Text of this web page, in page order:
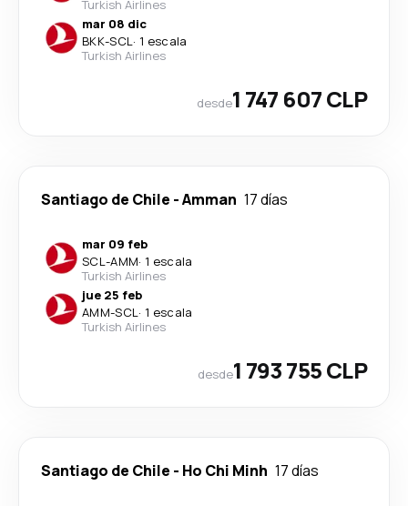
Turkish Airlines
mar 08 dic
BKK-SCL· 1 escala
Turkish Airlines
desde1 747 607 CLP
Santiago de Chile -Amman 17 días
mar 09 feb
SCL-AMM· 1 escala
Turkish Airlines
jue 25 feb
AMM-SCL· 1 escala
Turkish Airlines
desde1 793 755 CLP
Santiago de Chile - Ho Chi Minh 17 días